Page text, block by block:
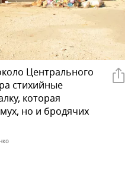
Центрального
стихийные
которая
но и бродячих